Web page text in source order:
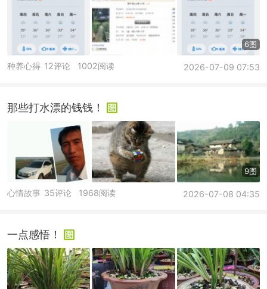
6图
种养心得 2026-07-09 07:53
12评论 1002阅读
那些打水漂的钱钱！
9图
心情故事 2026-07-08 04:35
35评论 1968阅读
一点感悟！